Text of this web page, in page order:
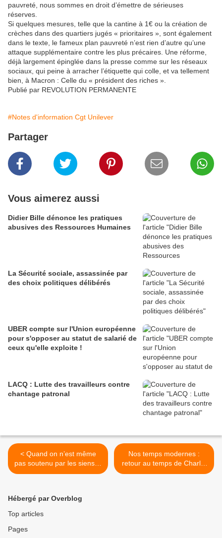
pauvreté, nous sommes en droit d’émettre de sérieuses
réserves.
Si quelques mesures, telle que la cantine à 1€ ou la création de
crèches dans des quartiers jugés « prioritaires », sont également
dans le texte, le fameux plan pauvreté n’est rien d’autre qu’une
attaque supplémentaire contre les plus précaires. Une réforme,
déjà largement épinglée dans la presse comme sur les réseaux
sociaux, qui peine à arracher l’étiquette qui colle, et va tellement
bien, à Macron : Celle du « président des riches ».
Publié par REVOLUTION PERMANENTE
#Notes d'information Cgt Unilever
Partager
Vous aimerez aussi
Didier Bille dénonce les pratiques
abusives des Ressources Humaines
La Sécurité sociale, assassinée par
des choix politiques délibérés
UBER compte sur l'Union européenne
pour s'opposer au statut de salarié de
ceux qu'elle exploite !
LACQ : Lutte des travailleurs contre
chantage patronal
< Quand on n’est même
pas soutenu par les siens…
Nos temps modernes :
retour au temps de Charlot
chez PSA à Mulhouse : le
Hébergé par Overblog
Top articles
Pages